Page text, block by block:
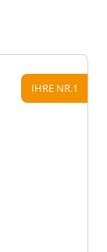
IHRE NR.1